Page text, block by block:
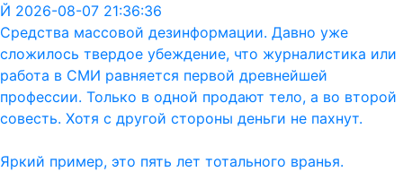
Й 2026-08-07 21:36:36
Средства массовой дезинформации. Давно уже
сложилось твердое убеждение, что журналистика или
работа в СМИ равняется первой древнейшей
профессии. Только в одной продают тело, а во второй
совесть. Хотя с другой стороны деньги не пахнут.
Яркий пример, это пять лет тотального вранья.